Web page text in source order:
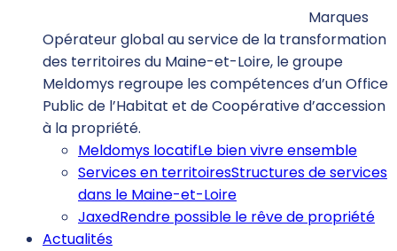
Marques
Opérateur global au service de la transformation
des territoires du Maine-et-Loire, le groupe
Meldomys regroupe les compétences d’un Office
Public de l’Habitat et de Coopérative d’accession
à la propriété.
Meldomys locatifLe bien vivre ensemble
Services en territoiresStructures de services
dans le Maine-et-Loire
JaxedRendre possible le rêve de propriété
Actualités